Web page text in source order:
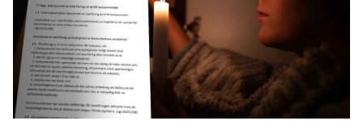
Om tidningen
Kontakt
Personuppgifter
Search for: